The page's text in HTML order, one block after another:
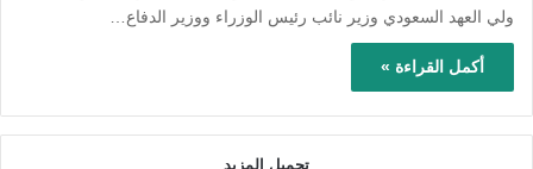
ولي العهد السعودي وزير نائب رئيس الوزراء ووزير الدفاع…
أكمل القراءة »
تحميل المزيد